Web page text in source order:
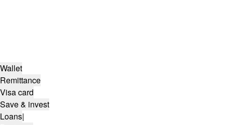
Wallet
Remittance
Visa card
Save & invest
Loans|